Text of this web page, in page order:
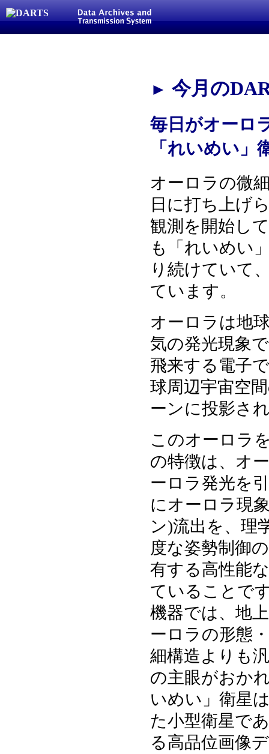
► 今月の
毎日がオーロ
「れいめい
オーロラの微
日に打ち上げ
観測を開始し
も「れいめい
り続けていて
ています。
オーロラは地
気の発光現象
飛来する電子
球周辺宇宙空
ーンに投影さ
このオーロラ
の特徴は、オ
ーロラ発光を
にオーロラ現
ン)流出を、理
度な姿勢制御
有する高性能
ていることで
機器では、地
ーロラの形態
細構造よりも
の主眼がおか
いめい」衛星
た小型衛星で
る高品位画像